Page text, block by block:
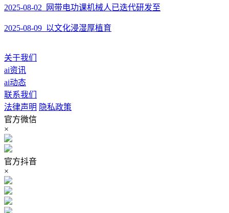
2025-08-02 网带电功课机械人已迭代研发至
2025-08-09 以文化浸湿厚植育
关于我们
ai资讯
ai动态
联系我们
法律声明 隐私政策
官方微信
×
官方抖音
×